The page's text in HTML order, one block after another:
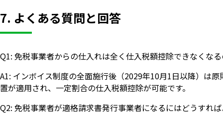
7. よくある質問と回答
Q1: 免税事業者からの仕入れは全く仕入税額控除できなくな
A1: インボイス制度の全面施行後（2029年10月1日以降）は
置が適用され、一定割合の仕入税額控除が可能です。
Q2: 免税事業者が適格請求書発行事業者になるにはどうすれ